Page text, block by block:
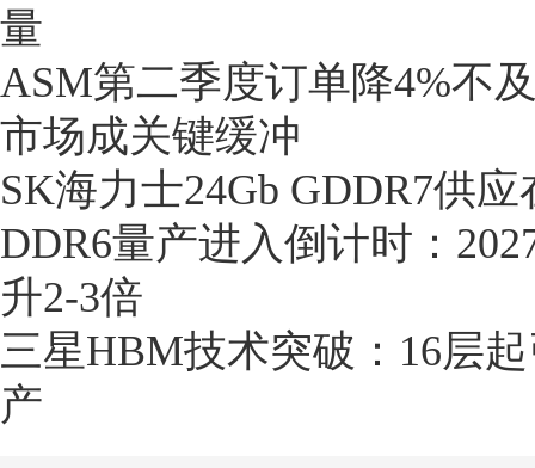
量
ASM第二季度订单降4%不
市场成关键缓冲
SK海力士24Gb GDDR7供
DDR6量产进入倒计时：
升2-3倍
三星HBM技术突破：16层
产